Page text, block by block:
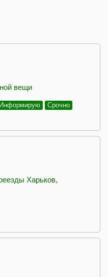
вещи
Информирую Срочно
Харьков,